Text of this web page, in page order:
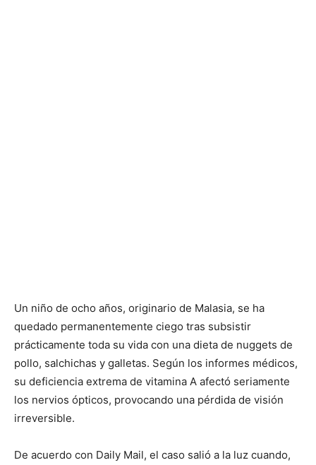
Un niño de ocho años, originario de Malasia, se ha
quedado permanentemente ciego tras subsistir
prácticamente toda su vida con una dieta de nuggets de
pollo, salchichas y galletas. Según los informes médicos,
su deficiencia extrema de vitamina A afectó seriamente
los nervios ópticos, provocando una pérdida de visión
irreversible.
De acuerdo con Daily Mail, el caso salió a la luz cuando,